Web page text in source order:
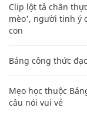
Clip lột tả chân
mèo', người tinh ý
con
Bảng công thức
Mẹo học thuộc
câu nói vui vẻ